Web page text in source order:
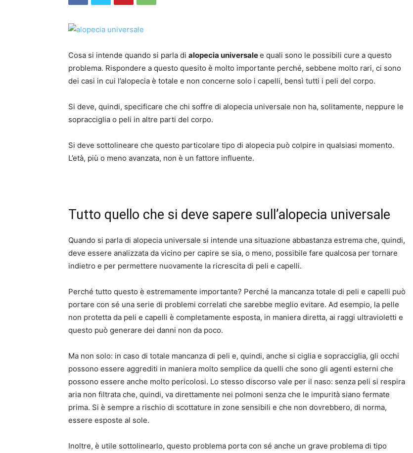
Cosa si intende quando si parla di alopecia universalee quali sono le possibili cure a questo
problema. Rispondere a questo quesito è molto importante perché, sebbene molto rari, ci sono
dei casi in cui l’alopecia è totale e non concerne solo i capelli, bensì tutti i peli del corpo.
Si deve, quindi, specificare che chi soffre di alopecia universale non ha, solitamente, neppure le
sopracciglia o peli in altre parti del corpo.
Si deve sottolineare che questo particolare tipo di alopecia può colpire in qualsiasi momento.
L’età, più o meno avanzata, non è un fattore influente.
Tutto quello che si deve sapere sull’alopecia universale
Quando si parla di alopecia universale si intende una situazione abbastanza estrema che, quindi,
deve essere analizzata da vicino per capire se sia, o meno, possibile fare qualcosa per tornare
indietro e per permettere nuovamente la ricrescita di peli e capelli.
Perché tutto questo è estremamente importante? Perché la mancanza totale di peli e capelli può
portare con sé una serie di problemi correlati che sarebbe meglio evitare. Ad esempio, la pelle
non protetta da peli e capelli è completamente esposta, in maniera diretta, ai raggi ultravioletti e
questo può generare dei danni non da poco.
Ma non solo: in caso di totale mancanza di peli e, quindi, anche si ciglia e sopracciglia, gli occhi
possono essere aggrediti in maniera molto semplice da quelli che sono gli agenti esterni che
possono essere anche molto pericolosi. Lo stesso discorso vale per il naso: senza peli si respira
aria non filtrata che, quindi, va direttamente nei polmoni senza che le impurità siano fermate
prima. Si è sempre a rischio di scottature in zone sensibili e che non dovrebbero, di norma,
essere esposte al sole.
Inoltre, è utile sottolinearlo, questo problema porta con sé anche un grave problema di tipo